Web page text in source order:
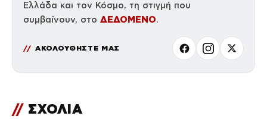
Ελλάδα και τον Κόσμο, τη στιγμή που
συμβαίνουν, στο ΔΕΔΟΜΕΝΟ.
ΑΚΟΛΟΥΘΗΣΤΕ ΜΑΣ
// ΣΧΟΛΙΑ